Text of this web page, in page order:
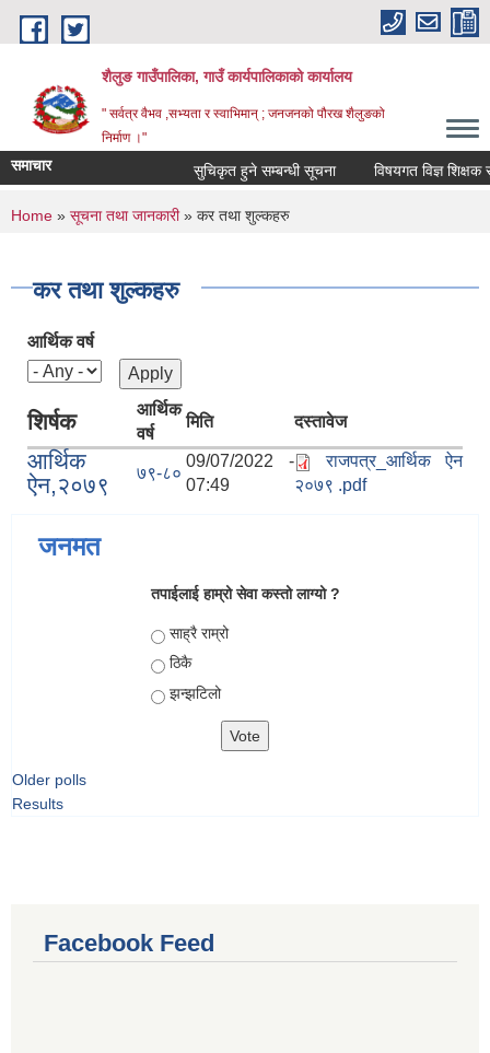
Skip to main content
शैलुङ गाउँपालिका, गाउँ कार्यपालिकाको कार्यालय
" सर्वत्र वैभव ,सभ्यता र स्वाभिमान् ; जनजनको पौरख शैलुङको
निर्माण ।"
समाचार सुचिकृत हुने सम्बन्धी सूचना विषयगत विज्ञ शिक्षक
You are here
Home » सूचना तथा जानकारी» कर तथा शुल्कहरु
कर तथा शुल्कहरु
आर्थिक वर्ष
शिर्षक
आर्थिक
वर्ष
मिति दस्तावेज
आर्थिक
ऐन,२०७९
७९-८०
09/07/2022 -
07:49
राजपत्र_आर्थिक ऐन
२०७९ .pdf
जनमत
तपाईलाई हाम्रो सेवा कस्तो लाग्यो ?
Choices
साह्रै राम्रो
ठिकै
झन्झटिलो
Older polls
Results
Facebook Feed